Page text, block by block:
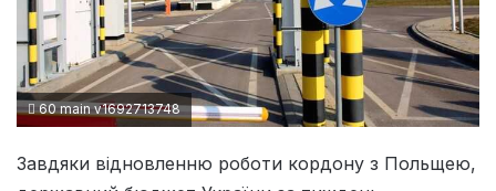
60 main v1692713748
Завдяки відновленню роботи кордону з Польщею,